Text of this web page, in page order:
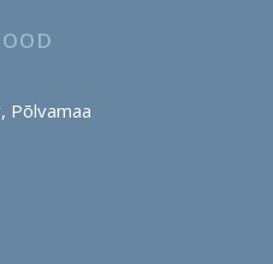
Põlvamaa